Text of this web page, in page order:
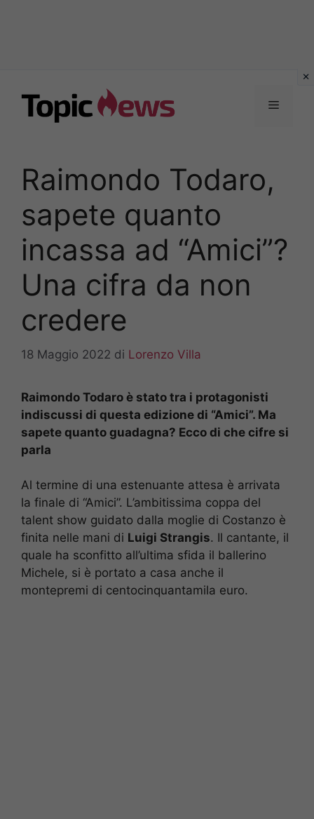
contenuto
Menu
Raimondo Todaro,
sapete quanto
incassa ad “Amici”?
Una cifra da non
credere
18 Maggio 2022 di Lorenzo Villa
Raimondo Todaro è stato tra i protagonisti
indiscussi di questa edizione di “Amici”. Ma
sapete quanto guadagna? Ecco di che cifre si
parla
Al termine di una estenuante attesa è arrivata
la finale di “Amici”. L’ambitissima coppa del
talent show guidato dalla moglie di Costanzo è
finita nelle mani di Luigi Strangis. Il cantante, il
quale ha sconfitto all’ultima sfida il ballerino
Michele, si è portato a casa anche il
montepremi di centocinquantamila euro.